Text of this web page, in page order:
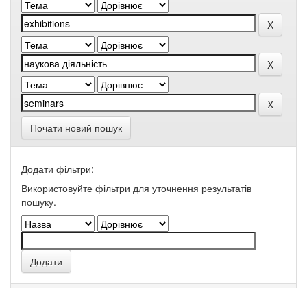
Почати новий пошук
Додати фільтри:
Використовуйте фільтри для уточнення результатів
пошуку.